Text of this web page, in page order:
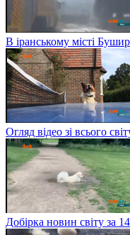
В іранському місті
Огляд відео зі всього
Добірка новин світу за